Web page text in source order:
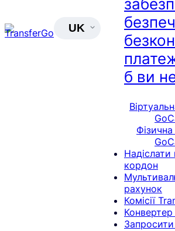
UK
б ви
Надіслати
кордон
рахунок
Комісії